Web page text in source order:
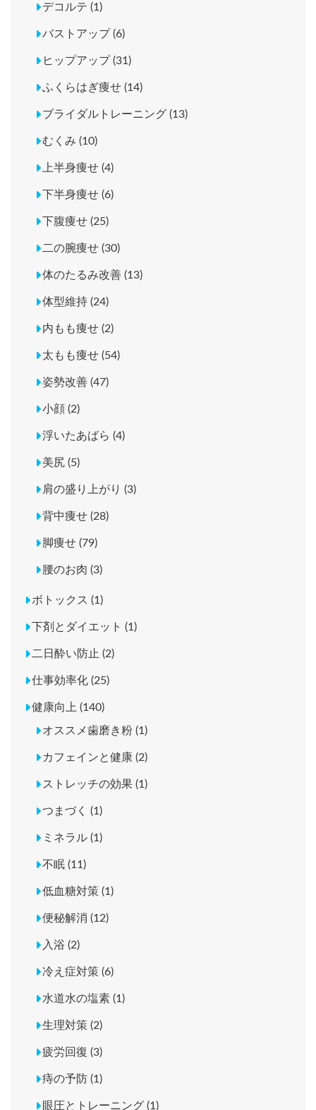
デコルテ (1)
バストアップ (6)
ヒップアップ (31)
ふくらはぎ痩せ (14)
ブライダルトレーニング (13)
むくみ (10)
上半身痩せ (4)
下半身痩せ (6)
下腹痩せ (25)
二の腕痩せ (30)
体のたるみ改善 (13)
体型維持 (24)
内もも痩せ (2)
太もも痩せ (54)
姿勢改善 (47)
小顔 (2)
浮いたあばら (4)
美尻 (5)
肩の盛り上がり (3)
背中痩せ (28)
脚痩せ (79)
腰のお肉 (3)
ボトックス (1)
下剤とダイエット (1)
二日酔い防止 (2)
仕事効率化 (25)
健康向上 (140)
オススメ歯磨き粉 (1)
カフェインと健康 (2)
ストレッチの効果 (1)
つまづく (1)
ミネラル (1)
不眠 (11)
低血糖対策 (1)
便秘解消 (12)
入浴 (2)
冷え症対策 (6)
水道水の塩素 (1)
生理対策 (2)
疲労回復 (3)
痔の予防 (1)
眼圧とトレーニング (1)